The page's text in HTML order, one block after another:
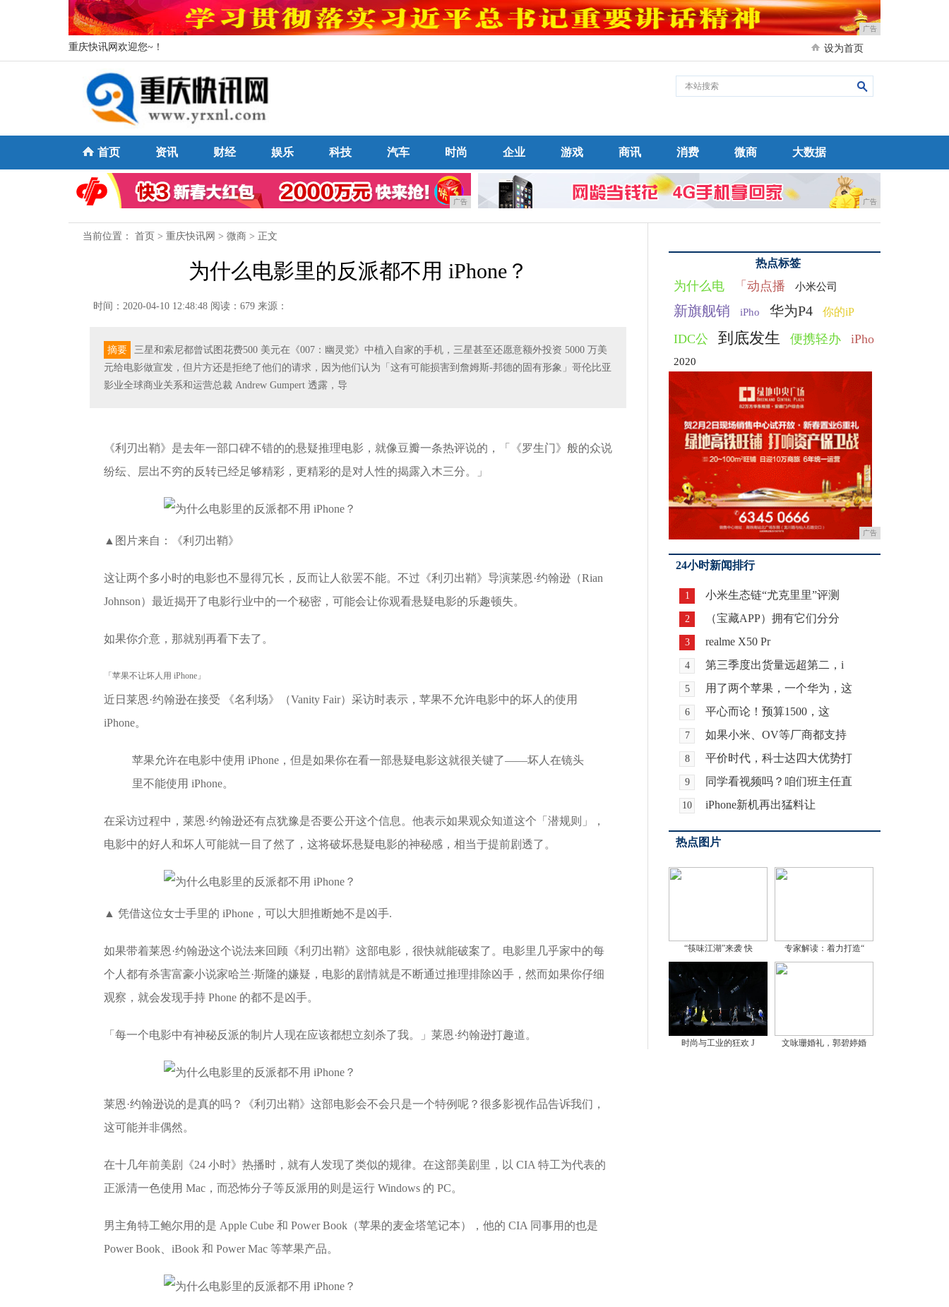
广告
重庆快讯网欢迎您~！ 设为首页
首页 资讯 财经 娱乐 科技 汽车 时尚 企业 游戏 商讯 消费 微商 大数据
广告 广告
当前位置： 首页 > 重庆快讯网 > 微商 > 正文
为什么电影里的反派都不用 iPhone？
时间：2020-04-10 12:48:48 阅读：679 来源：
摘要
三星和索尼都曾试图花费500 美元在《007：幽灵党》中植入自家的手机，三星甚至还愿意额外投资 5000 万美
元给电影做宣发，但片方还是拒绝了他们的请求，因为他们认为「这有可能损害到詹姆斯-邦德的固有形象」哥伦比亚
影业全球商业关系和运营总裁 Andrew Gumpert 透露，导
《利刃出鞘》是去年一部口碑不错的的悬疑推理电影，就像豆瓣一条热评说的，「《罗生门》般的众说
纷纭、层出不穷的反转已经足够精彩，更精彩的是对人性的揭露入木三分。」
▲图片来自：《利刃出鞘》
这让两个多小时的电影也不显得冗长，反而让人欲罢不能。不过《利刃出鞘》导演莱恩·约翰逊（Rian
Johnson）最近揭开了电影行业中的一个秘密，可能会让你观看悬疑电影的乐趣顿失。
如果你介意，那就别再看下去了。
「苹果不让坏人用 iPhone」
近日莱恩·约翰逊在接受 《名利场》（Vanity Fair）采访时表示，苹果不允许电影中的坏人的使用
iPhone。
苹果允许在电影中使用 iPhone，但是如果你在看一部悬疑电影这就很关键了——坏人在镜头
里不能使用 iPhone。
在采访过程中，莱恩·约翰逊还有点犹豫是否要公开这个信息。他表示如果观众知道这个「潜规则」，
电影中的好人和坏人可能就一目了然了，这将破坏悬疑电影的神秘感，相当于提前剧透了。
▲ 凭借这位女士手里的 iPhone，可以大胆推断她不是凶手.
如果带着莱恩·约翰逊这个说法来回顾《利刃出鞘》这部电影，很快就能破案了。电影里几乎家中的每
个人都有杀害富豪小说家哈兰·斯隆的嫌疑，电影的剧情就是不断通过推理排除凶手，然而如果你仔细
观察，就会发现手持 Phone 的都不是凶手。
「每一个电影中有神秘反派的制片人现在应该都想立刻杀了我。」莱恩·约翰逊打趣道。
莱恩·约翰逊说的是真的吗？《利刃出鞘》这部电影会不会只是一个特例呢？很多影视作品告诉我们，
这可能并非偶然。
在十几年前美剧《24 小时》热播时，就有人发现了类似的规律。在这部美剧里，以 CIA 特工为代表的
正派清一色使用 Mac，而恐怖分子等反派用的则是运行 Windows 的 PC。
男主角特工鲍尔用的是 Apple Cube 和 Power Book（苹果的麦金塔笔记本），他的 CIA 同事用的也是
Power Book、iBook 和 Power Mac 等苹果产品。
热点标签
为什么电 「动点播 小米公司
新旗舰销 iPho 华为P4 你的iP
IDC公 到底发生 便携轻办 iPho
2020
广告
24小时新闻排行
1 小米生态链“尤克里里”评测
2 （宝藏APP）拥有它们分分
3 realme X50 Pr
4 第三季度出货量远超第二，i
5 用了两个苹果，一个华为，这
6 平心而论！预算1500，这
7 如果小米、OV等厂商都支持
8 平价时代，科士达四大优势打
9 同学看视频吗？咱们班主任直
10 iPhone新机再出猛料让
热点图片
“筷味江湖”来袭 快 专家解读：着力打造“
时尚与工业的狂欢 J 文咏珊婚礼，郭碧婷婚